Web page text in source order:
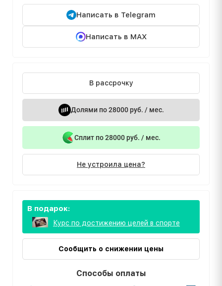
Написать в Telegram
Написать в MAX
В рассрочку
Долями по 28000 руб. / мес.
Сплит по 28000 руб. / мес.
Не устроила цена?
В подарок:
Курс по достижению целей в спорте
Сообщить о снижении цены
Способы оплаты